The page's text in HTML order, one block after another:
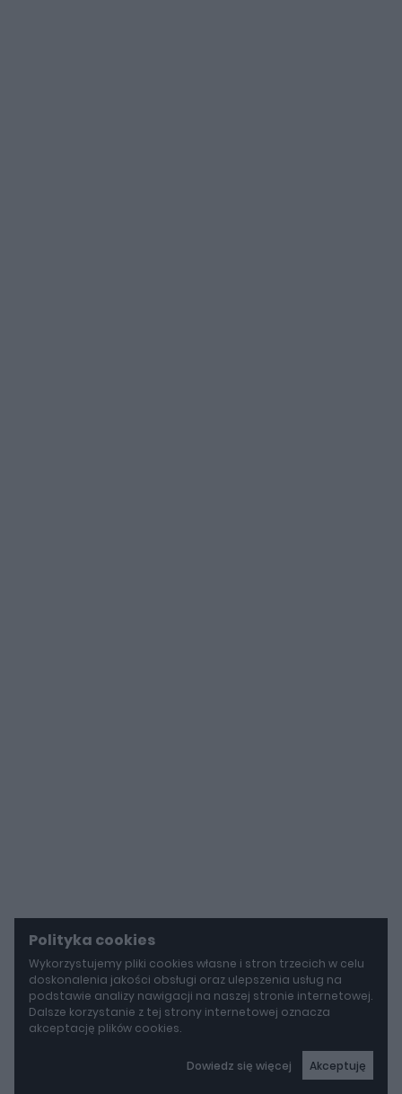
Polityka cookies
Wykorzystujemy pliki cookies własne i stron trzecich w celu
doskonalenia jakości obsługi oraz ulepszenia usług na
podstawie analizy nawigacji na naszej stronie internetowej.
Dalsze korzystanie z tej strony internetowej oznacza
akceptację plików cookies.
Dowiedz się więcej Akceptuję